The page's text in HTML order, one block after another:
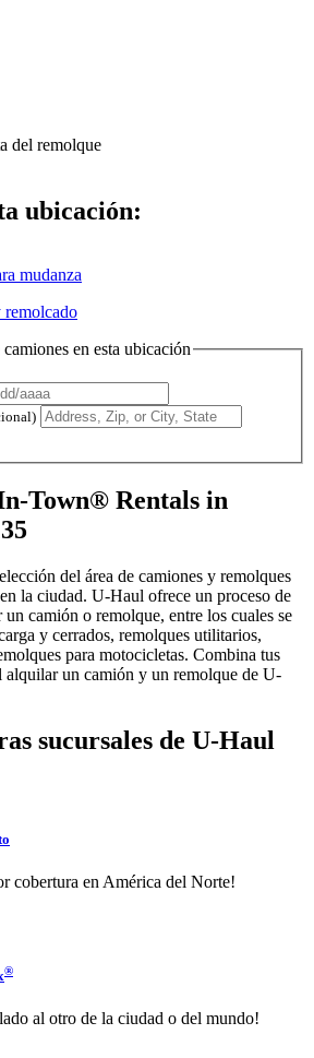
del remolque
ubicación:
mudanza
remolcado
en esta ubicación
Town® Rentals in
del área de camiones y remolques
la ciudad. U-Haul ofrece un proceso de
camión o remolque, entre los cuales se
y cerrados, remolques utilitarios,
para motocicletas. Combina tus
alquilar un camión y un remolque de U-
sucursales de U-Haul
cobertura en América del Norte!
®
al otro de la ciudad o del mundo!